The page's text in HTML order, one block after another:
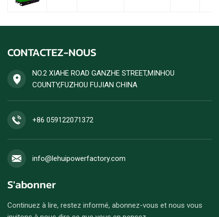
CONTACTEZ-NOUS
NO.2 XIAHE ROAD GANZHE STREET,MINHOU
COUNTY,FUZHOU FUJIAN CHINA
+86 059122071372
info@lehuipowerfactory.com
S'abonner
Continuez à lire, restez informé, abonnez-vous et nous vous